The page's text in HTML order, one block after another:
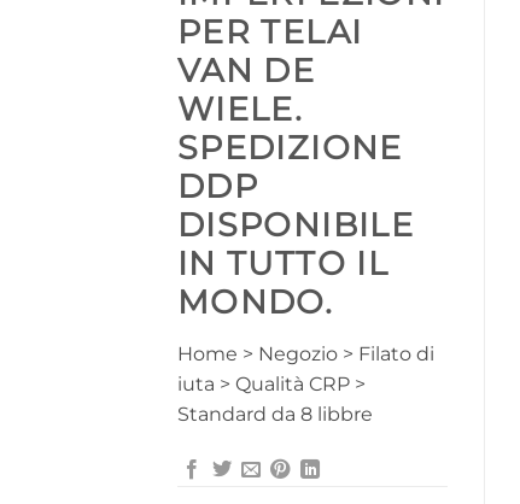
PER TELAI
VAN DE
WIELE.
SPEDIZIONE
DDP
DISPONIBILE
IN TUTTO IL
MONDO.
Home > Negozio > Filato di
iuta > Qualità CRP >
Standard da 8 libbre